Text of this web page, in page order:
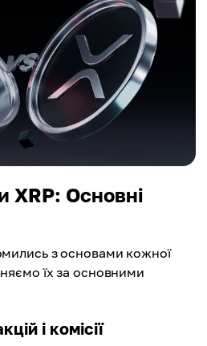
XRP: Основні
з основами кожної
їх за основними
і комісії